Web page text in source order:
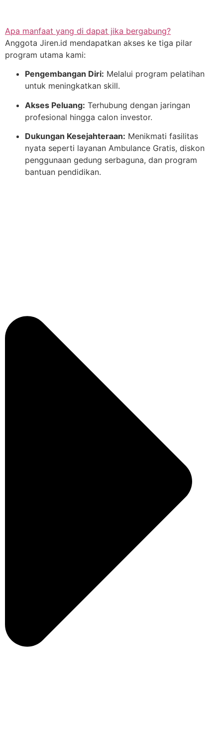
Apa manfaat yang di dapat jika bergabung?
Anggota Jiren.id mendapatkan akses ke tiga pilar
program utama kami:
Pengembangan Diri: Melalui program pelatihan
untuk meningkatkan skill.
Akses Peluang: Terhubung dengan jaringan
profesional hingga calon investor.
Dukungan Kesejahteraan: Menikmati fasilitas
nyata seperti layanan Ambulance Gratis, diskon
penggunaan gedung serbaguna, dan program
bantuan pendidikan.